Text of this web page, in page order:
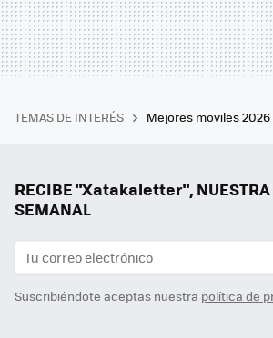
TEMAS DE INTERÉS Mejores moviles 2026
RECIBE "Xatakaletter", NUESTRA
SEMANAL
Suscribiéndote aceptas nuestra política de